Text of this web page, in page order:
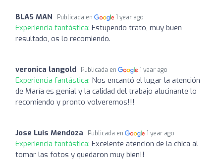
BLAS MAN Publicada en 1 year ago
Experiencia fantástica: Estupendo trato, muy buen
resultado, os lo recomiendo.
veronica langold Publicada en 1 year ago
Experiencia fantástica: Nos encantó el lugar la atención
de María es genial y la calidad del trabajo alucinante lo
recomiendo y pronto volveremos!!!
Jose Luis Mendoza Publicada en 1 year ago
Experiencia fantástica: Excelente atencion de la chica al
tomar las fotos y quedaron muy bien!!